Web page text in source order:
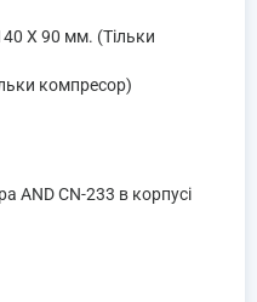
X 90 мм. (Тільки
компресор)
AND CN-233 в корпусі